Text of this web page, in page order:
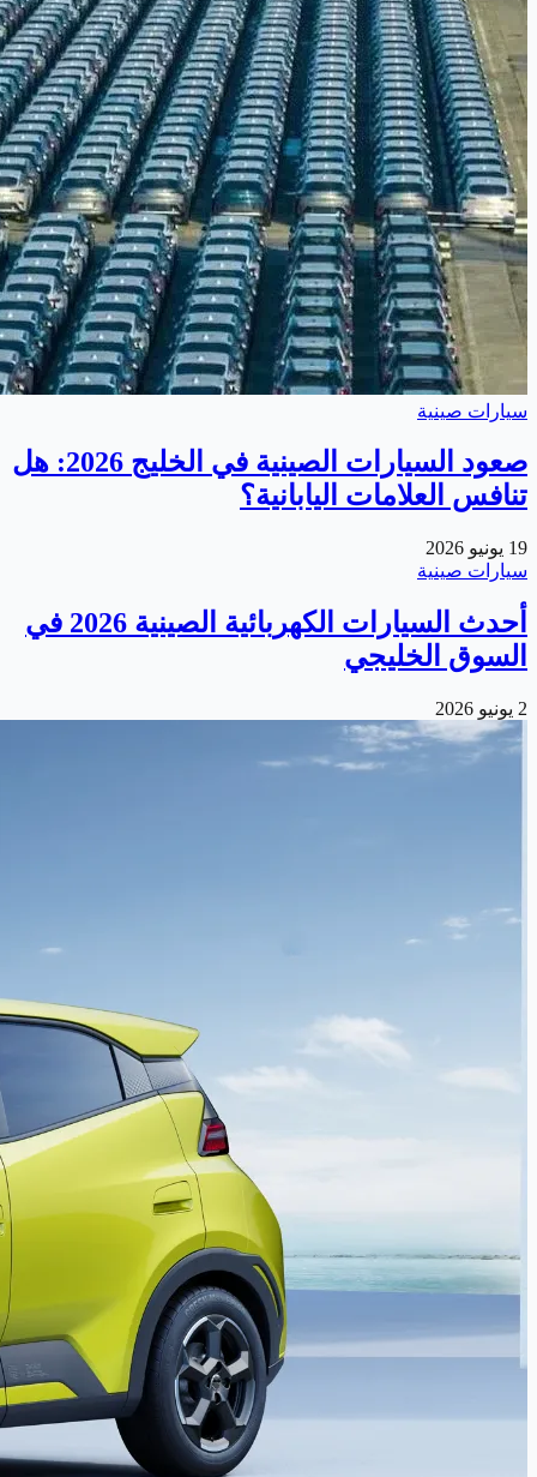
سيارات صينية
صعود السيارات الصينية في الخليج 2026: هل
تنافس العلامات اليابانية؟
19 يونيو 2026
سيارات صينية
أحدث السيارات الكهربائية الصينية 2026 في
السوق الخليجي
2 يونيو 2026